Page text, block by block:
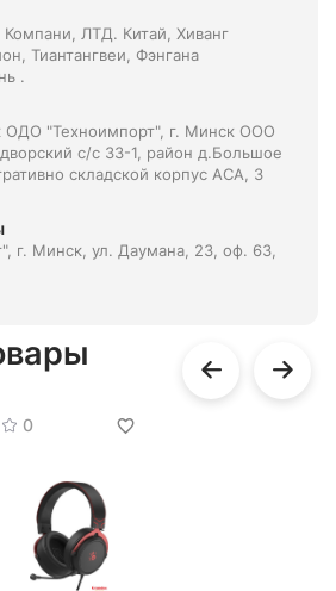
ЛТД. Китай, Xиванг
Тиантангвеи, Фэнгана
.
ОДО "Техноимпорт", г. Минск ООО
с/с 33-1, район д.Большое
складской корпус АСА, 3
г. Минск, ул. Даумана, 23, оф. 63,
0